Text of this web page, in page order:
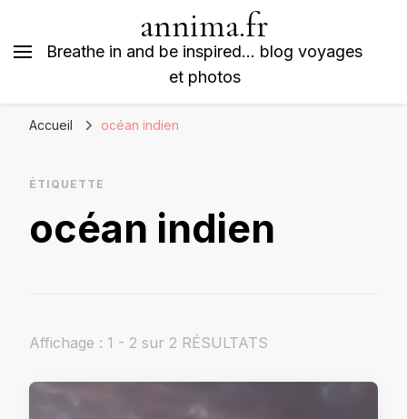
annima.fr
Breathe in and be inspired… blog voyages
et photos
Accueil océan indien
ÉTIQUETTE
océan indien
Affichage : 1 - 2 sur 2 RÉSULTATS